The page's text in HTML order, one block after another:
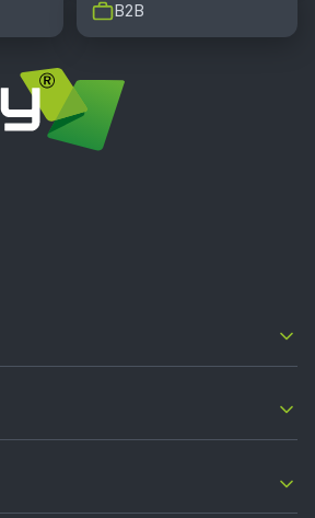
B2B